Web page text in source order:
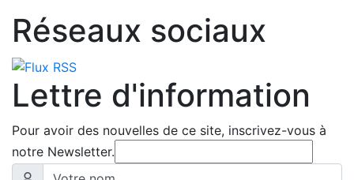
Réseaux sociaux
Lettre d'information
Pour avoir des nouvelles de ce site, inscrivez-vous à
notre Newsletter.